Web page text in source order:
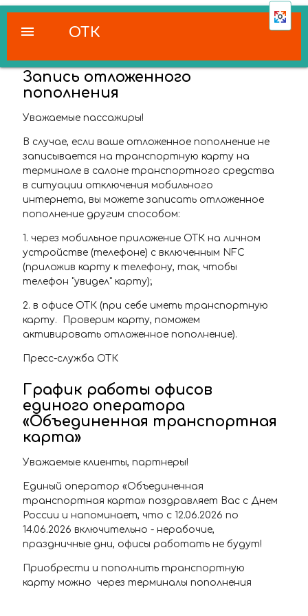
ОТК
menu
Запись отложенного
пополнения
Уважаемые пассажиры!
В случае, если ваше отложенное пополнение не
записывается на транспортную карту на
терминале в салоне транспортного средства
в ситуации отключения мобильного
интернета, вы можете записать отложенное
пополнение другим способом:
1. через мобильное приложение ОТК на личном
устройстве (телефоне) с включенным NFC
(приложив карту к телефону, так, чтобы
телефон "увидел" карту);
2. в офисе ОТК (при себе иметь транспортную
карту. Проверим карту, поможем
активировать отложенное пополнение).
Пресс-служба ОТК
График работы офисов
единого оператора
«Объединенная транспортная
карта»
Уважаемые клиенты, партнеры!
Единый оператор «Объединенная
транспортная карта» поздравляет Вас с Днем
России и напоминает, что с 12.06.2026 по
14.06.2026 включительно - нерабочие,
праздничные дни, офисы работать не будут!
Приобрести и пополнить транспортную
карту можно через терминалы пополнения